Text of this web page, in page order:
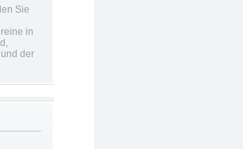
Sie
in
der